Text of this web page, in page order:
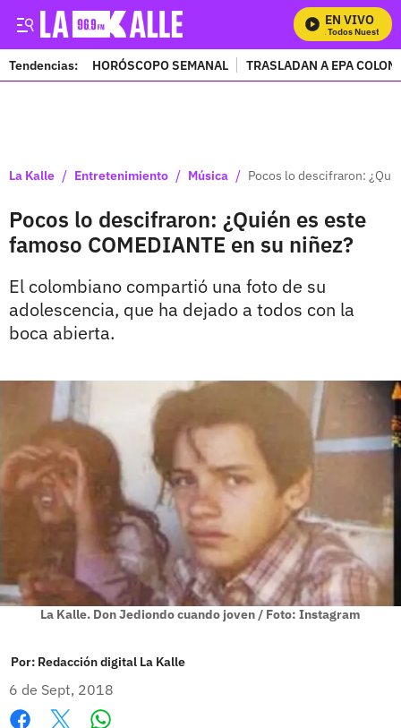
EN VIVO
Mira Todos Nuestros
Tendencias: HORÓSCOPO SEMANAL TRASLADAN A EPA
La Kalle / Entretenimiento / Música / Pocos lo descifraron:
Pocos lo descifraron: ¿Quién es este
famoso COMEDIANTE en su niñez?
El colombiano compartió una foto de su
adolescencia, que ha dejado a todos con la
boca abierta.
La Kalle. Don Jediondo cuando joven / Foto: Instagram
Por: Redacción digital La Kalle
6 de Sept, 2018